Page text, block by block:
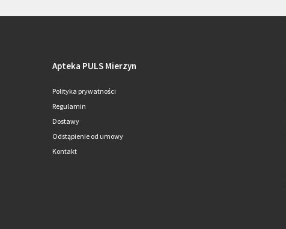
Apteka PULS Mierzyn
Polityka prywatności
Regulamin
Dostawy
Odstąpienie od umowy
Kontakt